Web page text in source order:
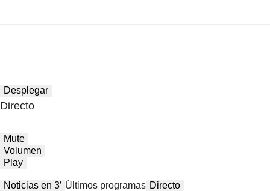
Desplegar
Directo
Mute
Volumen
Play
Noticias en 3′ Últimos programas Directo